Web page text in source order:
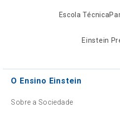
Escola Técnica
Einstein
O Ensino Einstein
Sobre a Sociedade